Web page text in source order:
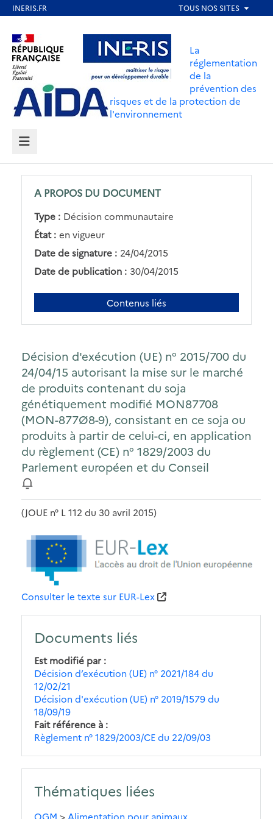
contenu
principal
Aller au contenu Aller au menu
Aller au pied de page
La
réglementation
de la
prévention des
risques et de la protection de
l'environnement
MENU
A PROPOS DU DOCUMENT
Type : Décision communautaire
État : en vigueur
Date de signature : 24/04/2015
Date de publication : 30/04/2015
Contenus liés
Décision d'exécution (UE) n° 2015/700 du
24/04/15 autorisant la mise sur le marché
de produits contenant du soja
génétiquement modifié MON87708
(MON-877Ø8-9), consistant en ce soja ou
produits à partir de celui-ci, en application
du règlement (CE) n° 1829/2003 du
Parlement européen et du Conseil
(JOUE n° L 112 du 30 avril 2015)
Consulter le texte sur EUR-Lex
Documents liés
Est modifié par
Décision d’exécution (UE) n° 2021/184 du
12/02/21
Décision d'exécution (UE) n° 2019/1579 du
18/09/19
Fait référence à
Règlement n° 1829/2003/CE du 22/09/03
Thématiques liées
OGM > Alimentation pour animaux